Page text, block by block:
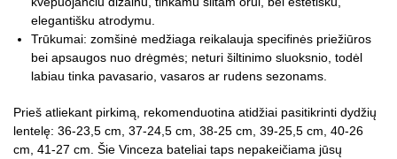
elegantišku atrodymu.
Trūkumai: zomšinė medžiaga reikalauja specifinės priežiūros
bei apsaugos nuo drėgmės; neturi šiltinimo sluoksnio, todėl
labiau tinka pavasario, vasaros ar rudens sezonams.
Prieš atliekant pirkimą, rekomenduotina atidžiai pasitikrinti dydžių
lentelę: 36-23,5 cm, 37-24,5 cm, 38-25 cm, 39-25,5 cm, 40-26
cm, 41-27 cm. Šie Vinceza bateliai taps nepakeičiama jūsų